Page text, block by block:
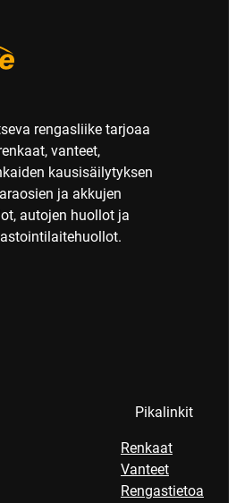
rengasliike tarjoaa
vanteet,
kausisäilytyksen
ja akkujen
autojen huollot ja
Pikalinkit
Renkaat
Vanteet
Rengastietoa